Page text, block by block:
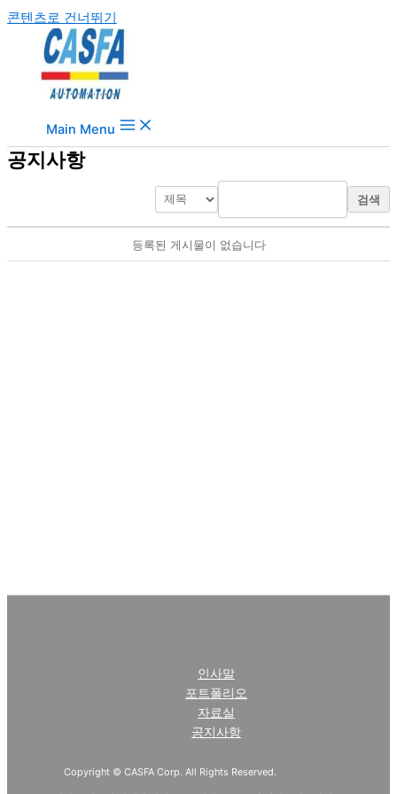
콘텐츠로 건너뛰기
Main Menu
공지사항
검색
등록된 게시물이 없습니다
인사말
포트폴리오
자료실
공지사항
Copyright © CASFA Corp. All Rights Reserved.